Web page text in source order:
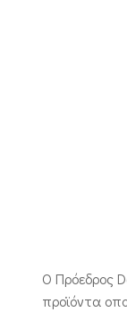
Ο Πρόεδρος
προϊόντα